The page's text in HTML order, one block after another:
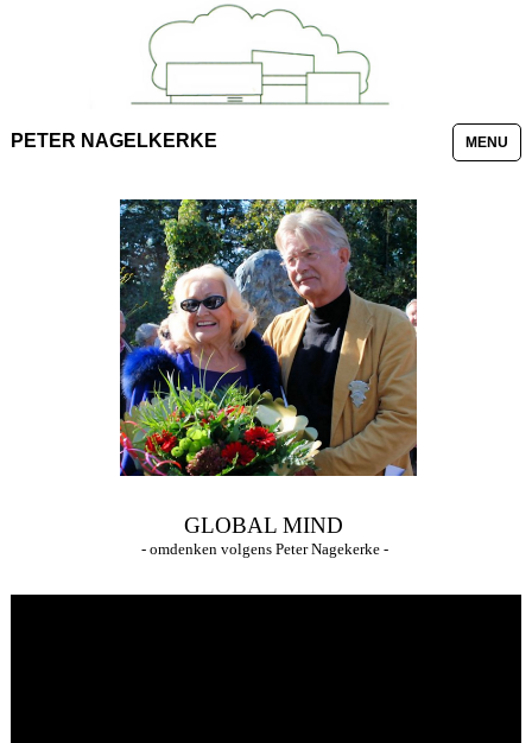
PETER NAGELKERKE MENU
GLOBAL MIND
- omdenken volgens Peter Nagekerke -